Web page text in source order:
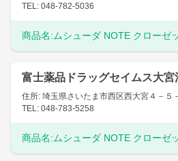
TEL: 048-782-5036
商品名: ムシューダ NOTE クローゼ
富士薬品ドラッグセイムス大宮
住所: 埼玉県さいたま市西区西大宮４－５
TEL: 048-783-5258
商品名: ムシューダ NOTE クローゼ